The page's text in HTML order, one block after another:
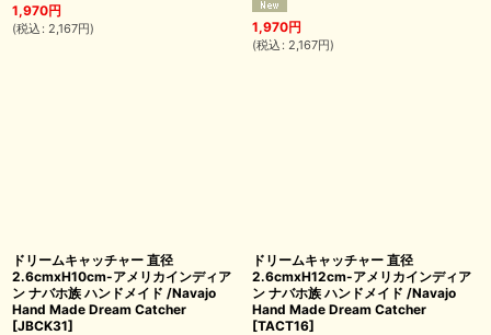
1,970円
(税込 : 2,167円) 1,970円
(税込 : 2,167円)
ドリームキャッチャー 直径
2.6cmxH10cm-アメリカインディア
ン ナバホ族 ハンドメイド /Navajo
Hand Made Dream Catcher
[JBCK31]
ドリームキャッチャー 直径
2.6cmxH12cm-アメリカインディア
ン ナバホ族 ハンドメイド /Navajo
Hand Made Dream Catcher
[TACT16]